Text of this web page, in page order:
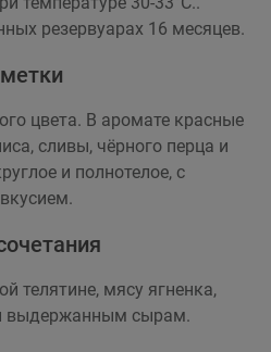
резервуарах 16 месяцев.
цвета. В аромате красные
сливы, чёрного перца и
и полнотелое, с
телятине, мясу ягненка,
выдержанным сырам.